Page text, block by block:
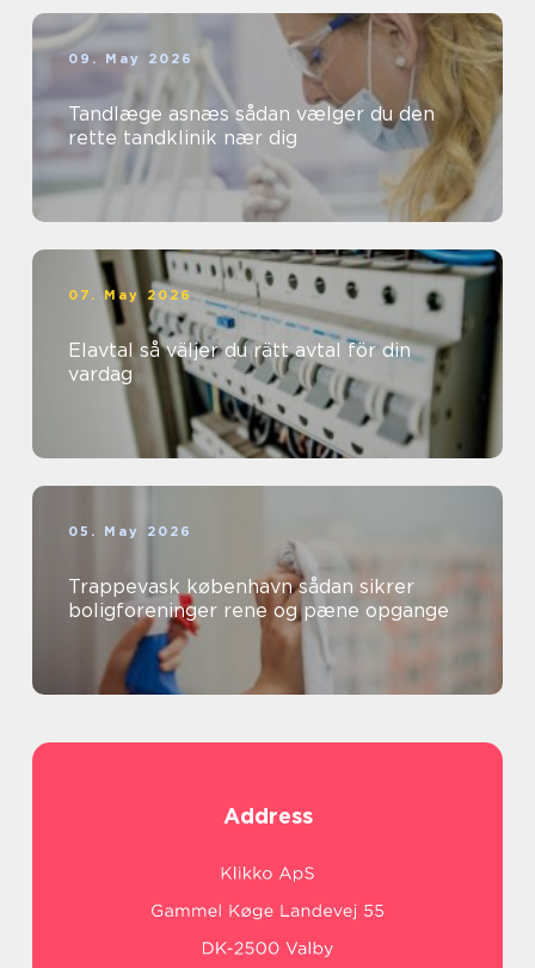
09. May 2026
Tandlæge asnæs sådan vælger du den
rette tandklinik nær dig
07. May 2026
Elavtal så väljer du rätt avtal för din
vardag
05. May 2026
Trappevask københavn sådan sikrer
boligforeninger rene og pæne opgange
Address